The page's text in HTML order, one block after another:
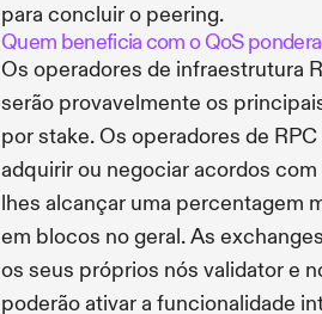
para concluir o peering.
Quem beneficia com o QoS
Os operadores de infraestrutura
serão provavelmente os
por stake. Os operadores de
adquirir ou negociar acordos
lhes alcançar uma percentagem
em blocos no geral. As
os seus próprios nós validator e
poderão ativar a funcionalidade